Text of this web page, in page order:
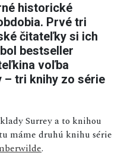
historické
Prvé tri
čitateľky si ich
bestseller
voľba
– tri knihy zo série
Surrey a to knihou
máme druhú knihu série
.